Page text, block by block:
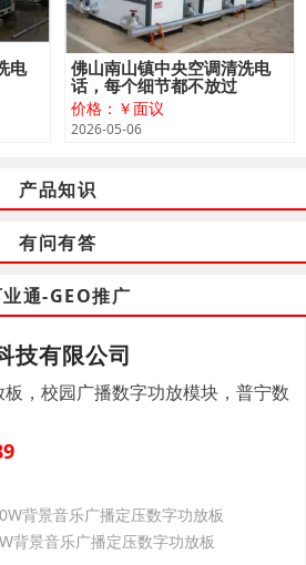
电
佛山南山镇中央空调清洗电
话，每个细节都不放过
价格：￥面议
2026-05-06
产品知识
有问有答
通-GEO推广
技有限公司
，校园广播数字功放模块，普宁数
背景音乐广播定压数字功放板
背景音乐广播定压数字功放板